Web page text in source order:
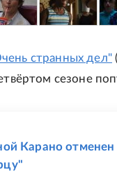
странных дел"
сезоне
Карано отменен